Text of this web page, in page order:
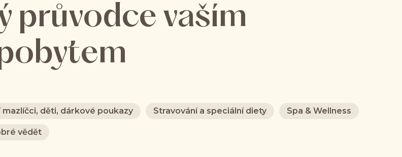
průvodce vaším
mazlíčci, děti, dárkové poukazy Stravování a speciální diety Spa & Wellness
vědět